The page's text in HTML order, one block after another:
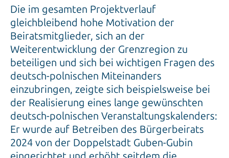
Die im gesamten Projektverlauf
gleichbleibend hohe Motivation der
Beiratsmitglieder, sich an der
Weiterentwicklung der Grenzregion zu
beteiligen und sich bei wichtigen Fragen des
deutsch-polnischen Miteinanders
einzubringen, zeigte sich beispielsweise bei
der Realisierung eines lange gewünschten
deutsch-polnischen Veranstaltungskalenders:
Er wurde auf Betreiben des Bürgerbeirats
2024 von der Doppelstadt Guben-Gubin